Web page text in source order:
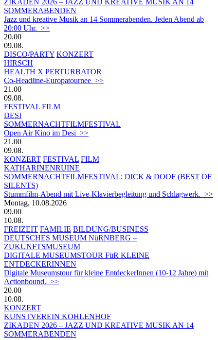
SOMMERABENDEN
Jazz und kreative Musik an 14 Sommerabenden. Jeden Abend ab
20:00 Uhr. >>
20.00
09.08.
DISCO/PARTY KONZERT
HIRSCH
HEALTH X PERTURBATOR
Co-Headline-Europatournee >>
21.00
09.08.
FESTIVAL FILM
DESI
SOMMERNACHTFILMFESTIVAL
Open Air Kino im Desi >>
21.00
09.08.
KONZERT FESTIVAL FILM
KATHARINENRUINE
SOMMERNACHTFILMFESTIVAL: DICK & DOOF (BEST OF
SILENTS)
Stummfilm-Abend mit Live-Klavierbegleitung und Schlagwerk. >>
Montag, 10.08.2026
09.00
10.08.
FREIZEIT FAMILIE BILDUNG/BUSINESS
DEUTSCHES MUSEUM NüRNBERG –
ZUKUNFTSMUSEUM
DIGITALE MUSEUMSTOUR FüR KLEINE
ENTDECKERINNEN
Digitale Museumstour für kleine EntdeckerInnen (10-12 Jahre) mit
Actionbound. >>
20.00
10.08.
KONZERT
KUNSTVEREIN KOHLENHOF
ZIKADEN 2026 – JAZZ UND KREATIVE MUSIK AN 14
SOMMERABENDEN